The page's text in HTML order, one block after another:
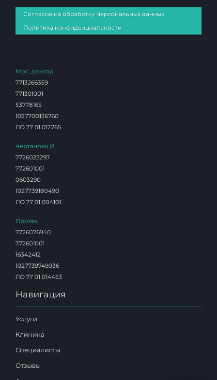
Согласие на обработку персональных данных
Политика конфиденциальности
Мос. доктор
7713266359
771301001
53778165
1027700136760
ЛО 77 01 012765
Чертаново И
7726023297
772601001
0603290
1027739180490
ЛО 77 01 004101
Протек
7726076940
772601001
16342412
1027739749036
ЛО 77 01 014453
Навигация
Услуги
Клиника
Специалисты
Отзывы